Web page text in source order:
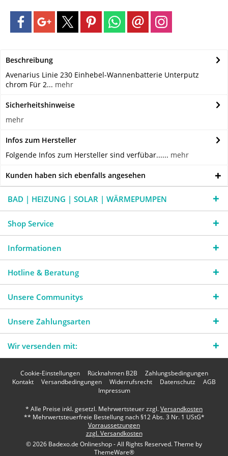
Beschreibung
Avenarius Linie 230 Einhebel-Wannenbatterie Unterputz
chrom Für 2... mehr
Sicherheitshinweise
mehr
Infos zum Hersteller
Folgende Infos zum Hersteller sind verfübar...... mehr
Kunden haben sich ebenfalls angesehen
BAD | HEIZUNG | SOLAR | WÄRMEPUMPEN
Shop Service
Informationen
Hotline & Beratung
Unsere Communitys
Unsere Zahlungsarten
Wir versenden mit:
Cookie-Einstellungen Rücknahmen B2B
Zahlungsbedingungen
Kontakt
Versandbedingungen Widerrufsrecht Datenschutz
AGB
Impressum
* Alle Preise inkl. gesetzl. Mehrwertsteuer zzgl.Versandkosten
** Mehrwertsteuerfreie Bestellung nach §12 Abs. 3 Nr. 1 UStG*
Vorraussetzungen
zzgl. Versandkosten
© 2026 Badexo.de Onlineshop - All Rights Reserved. Theme by
ThemeWare®